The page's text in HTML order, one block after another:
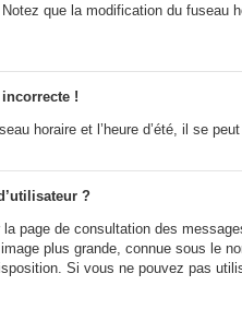
que la modification du
!
horaire et l’heure d’été, il se
?
page de consultation des
plus grande, connue sous le
Si vous ne pouvez pas